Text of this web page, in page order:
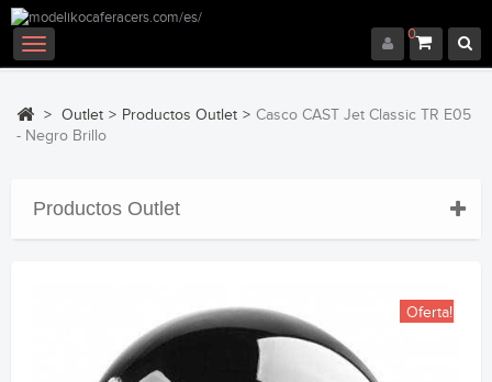
0
Navegación
Toggle
> Outlet > Productos Outlet > Casco CAST Jet Classic TR E05
- Negro Brillo
Productos Outlet
Oferta!